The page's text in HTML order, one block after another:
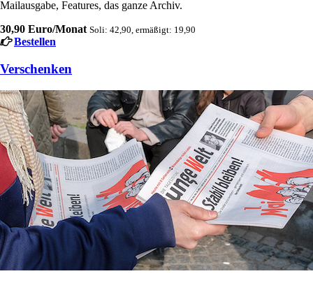
Mailausgabe, Features, das ganze Archiv.
30,90 Euro/Monat Soli: 42,90, ermäßigt: 19,90
Bestellen
Verschenken